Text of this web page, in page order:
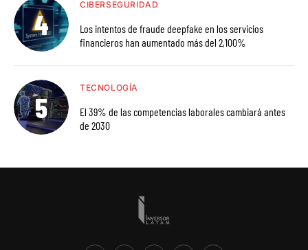
CIBERSEGURIDAD
Los intentos de fraude deepfake en los servicios
financieros han aumentado más del 2,100%
TECNOLOGÍA
El 39% de las competencias laborales cambiará antes
de 2030